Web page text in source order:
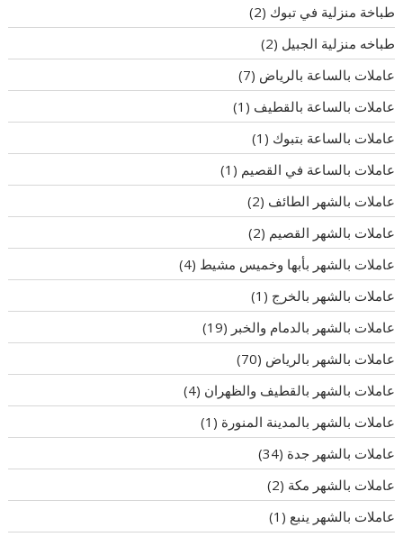
طباخة منزلية في تبوك (2)
طباخه منزلية الجبيل (2)
عاملات بالساعة بالرياض (7)
عاملات بالساعة بالقطيف (1)
عاملات بالساعة بتبوك (1)
عاملات بالساعة في القصيم (1)
عاملات بالشهر الطائف (2)
عاملات بالشهر القصيم (2)
عاملات بالشهر بأبها وخميس مشيط (4)
عاملات بالشهر بالخرج (1)
عاملات بالشهر بالدمام والخبر (19)
عاملات بالشهر بالرياض (70)
عاملات بالشهر بالقطيف والظهران (4)
عاملات بالشهر بالمدينة المنورة (1)
عاملات بالشهر جدة (34)
عاملات بالشهر مكة (2)
عاملات بالشهر ينبع (1)